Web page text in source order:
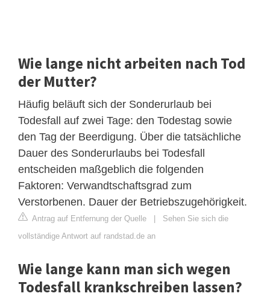
Wie lange nicht arbeiten nach Tod
der Mutter?
Häufig beläuft sich der Sonderurlaub bei
Todesfall auf zwei Tage: den Todestag sowie
den Tag der Beerdigung. Über die tatsächliche
Dauer des Sonderurlaubs bei Todesfall
entscheiden maßgeblich die folgenden
Faktoren: Verwandtschaftsgrad zum
Verstorbenen. Dauer der Betriebszugehörigkeit.
Antrag auf Entfernung der Quelle
Sehen Sie sich die
vollständige Antwort auf randstad.de an
Wie lange kann man sich wegen
Todesfall krankschreiben lassen?